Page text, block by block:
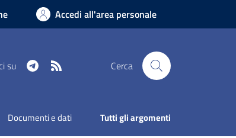
Accedi all'area personale
su Telegram Cerca
Documenti e dati Tutti gli argomenti